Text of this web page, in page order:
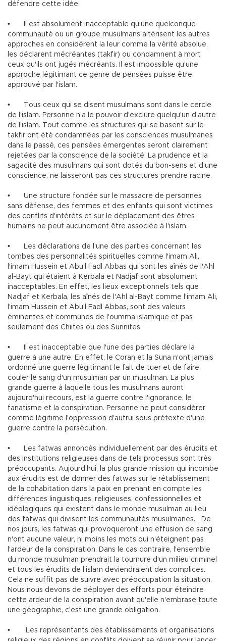
défendre cette idée.
•
Il est absolument inacceptable qu'une quelconque
communauté ou un groupe musulmans altérisent les autres
approches en considérent la leur comme la vérité absolue,
les déclarent mécréantes (takfir) ou condamnent à mort
ceux qu'ils ont jugés mécréants. Il est impossible qu'une
approche légitimant ce genre de pensées puisse être
approuvé par l'islam.
•
Tous ceux qui se disent musulmans sont dans le cercle
de l'islam. Personne n'a le pouvoir d'exclure quelqu'un d'autre
de l'islam. Tout comme les structures qui se basent sur le
takfir ont été condamnées par les consciences musulmanes
dans le passé, ces pensées émergentes seront clairement
rejetées par la conscience de la société. La prudence et la
sagacité des musulmans qui sont dotés du bon-sens et d'une
conscience, ne laisseront pas ces structures prendre racine.
•
Une structure fondée sur le massacre de personnes
sans défense, des femmes et des enfants qui sont victimes
des conflits d'intérêts et sur le déplacement des êtres
humains ne peut aucunement être associée à l'islam.
•
Les déclarations de l'une des parties concernant les
tombes des personnalités spirituelles comme l'imam Ali,
l'imam Hussein et Abu'l Fadl Abbas qui sont les aînés de l'Ahl
al-Bayt qui étaient à Kerbala et Nadjaf sont absolument
inacceptables. En effet, les lieux exceptionnels tels que
Nadjaf et Kerbala, les aînés de l'Ahl al-Bayt comme l'imam Ali,
l'imam Hussein et Abu'l Fadl Abbas, sont des valeurs
éminentes et communes de l'oumma islamique et pas
seulement des Chiites ou des Sunnites.
•
Il est inacceptable que l'une des parties déclare la
guerre à une autre. En effet, le Coran et la Suna n'ont jamais
ordonné une guerre légitimant le fait de tuer et de faire
couler le sang d'un musulman par un musulman. La plus
grande guerre à laquelle tous les musulmans auront
aujourd'hui recours, est la guerre contre l'ignorance, le
fanatisme et la conspiration. Personne ne peut considérer
comme légitime l'oppression d'autrui sous prétexte d'une
guerre contre la persécution.
•
Les fatwas annoncés individuellement par des érudits et
des institutions religieuses dans de tels processus sont très
préoccupants. Aujourd'hui, la plus grande mission qui incombe
aux érudits est de donner des fatwas sur le rétablissement
de la cohabitation dans la paix en prenant en compte les
différences linguistiques, religieuses, confessionnelles et
idéologiques qui existent dans le monde musulman au lieu
des fatwas qui divisent les communautés musulmanes. De
nos jours, les fatwas qui provoqueront une effusion de sang
n'ont aucune valeur, ni moins les mots qui n'éteignent pas
l'ardeur de la conspiration. Dans le cas contraire, l'ensemble
du monde musulman prendrait la tournure d'un milieu criminel
et tous les érudits de l'islam deviendraient des complices.
Cela ne suffit pas de suivre avec préoccupation la situation.
Nous nous devons de déployer des efforts pour éteindre
cette ardeur de la conspiration avant qu'elle n'embrase toute
une géographie, c'est une grande obligation.
•
Les représentants des établissements et organisations